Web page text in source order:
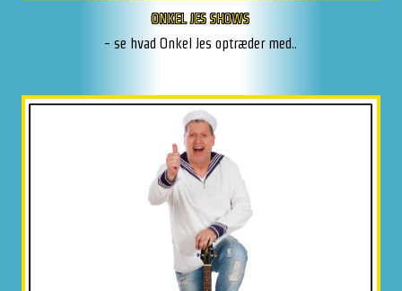
ONKEL JES SHOWS
- se hvad Onkel Jes optræder med..